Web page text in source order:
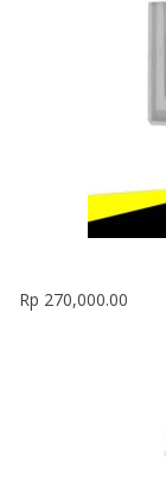
Rp 270,000.00